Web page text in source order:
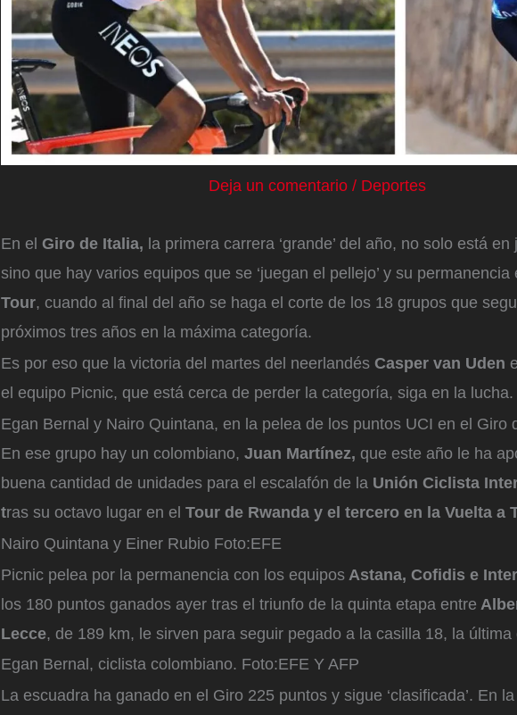
Deja un comentario / Deportes
En el Giro de Italia, la primera carrera ‘grande’ del año, no solo está
sino que hay varios equipos que se ‘juegan el pellejo’ y su permanencia
Tour, cuando al final del año se haga el corte de los 18 grupos que
próximos tres años en la máxima categoría.
Es por eso que la victoria del martes del neerlandés Casper van Uden
el equipo Picnic, que está cerca de perder la categoría, siga en la lucha.
Egan Bernal y Nairo Quintana, en la pelea de los puntos UCI en el Giro
En ese grupo hay un colombiano, Juan Martínez, que este año le ha
buena cantidad de unidades para el escalafón de la Unión Ciclista
tras su octavo lugar en el Tour de Rwanda y el tercero en la Vuelta a
Nairo Quintana y Einer Rubio Foto:EFE
Picnic pelea por la permanencia con los equipos Astana, Cofidis e
los 180 puntos ganados ayer tras el triunfo de la quinta etapa entre
Lecce, de 189 km, le sirven para seguir pegado a la casilla 18, la última
Egan Bernal, ciclista colombiano. Foto:EFE Y AFP
La escuadra ha ganado en el Giro 225 puntos y sigue ‘clasificada’. En